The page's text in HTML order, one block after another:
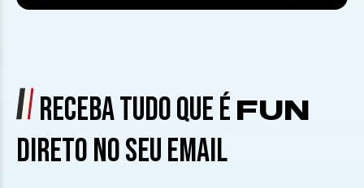
RECEBA TUDO QUE É FUN
DIRETO NO SEU EMAIL